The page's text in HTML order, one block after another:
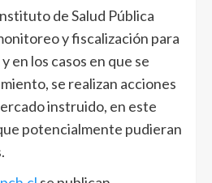
de Salud Pública
y fiscalización para
en los casos en que se
se realizan acciones
instruido, en este
potencialmente pudieran